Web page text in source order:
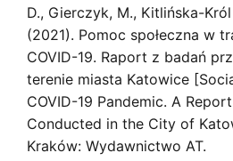
D., Gierczyk, M., Kitlińska-
(2021). Pomoc społeczna w
COVID-19. Raport z badań
terenie miasta Katowice
COVID-19 Pandemic. A
Conducted in the City of
Kraków: Wydawnictwo AT.